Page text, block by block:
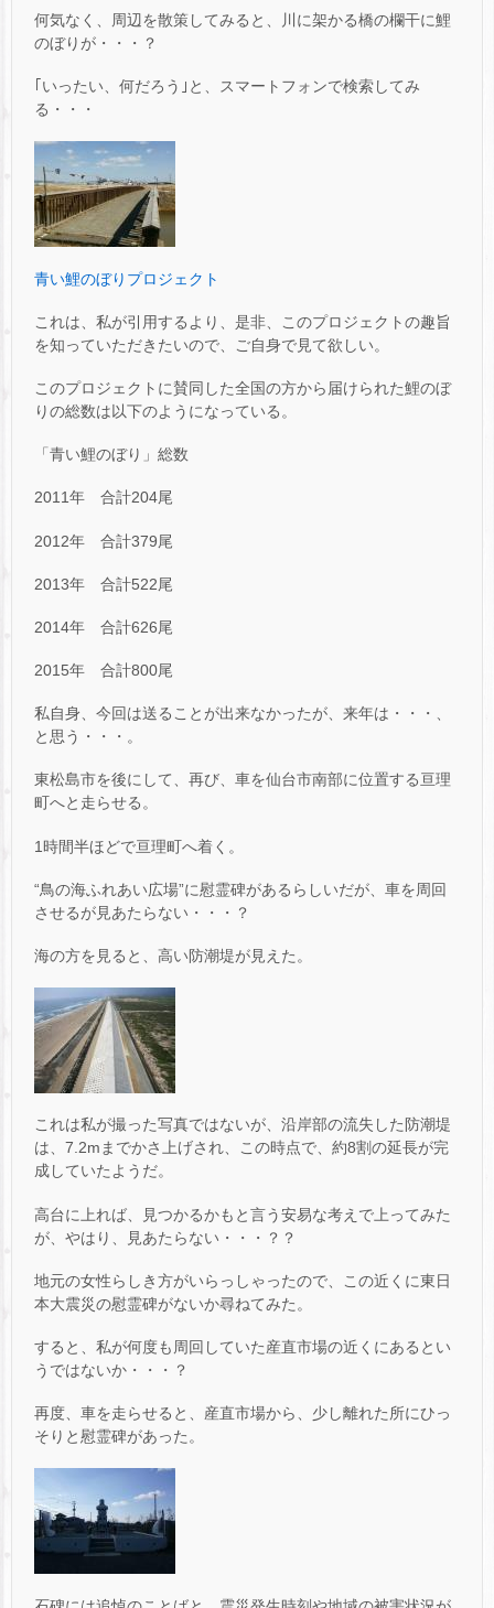
何気なく、周辺を散策してみると、川に架かる橋の欄干に鯉
のぼりが・・・？
｢いったい、何だろう｣と、スマートフォンで検索してみ
る・・・
青い鯉のぼりプロジェクト
これは、私が引用するより、是非、このプロジェクトの趣旨
を知っていただきたいので、ご自身で見て欲しい。
このプロジェクトに賛同した全国の方から届けられた鯉のぼ
りの総数は以下のようになっている。
「青い鯉のぼり」総数
2011年 合計204尾
2012年 合計379尾
2013年 合計522尾
2014年 合計626尾
2015年 合計800尾
私自身、今回は送ることが出来なかったが、来年は・・・、
と思う・・・。
東松島市を後にして、再び、車を仙台市南部に位置する亘理
町へと走らせる。
1時間半ほどで亘理町へ着く。
“鳥の海ふれあい広場”に慰霊碑があるらしいだが、車を周回
させるが見あたらない・・・？
海の方を見ると、高い防潮堤が見えた。
これは私が撮った写真ではないが、沿岸部の流失した防潮堤
は、7.2mまでかさ上げされ、この時点で、約8割の延長が完
成していたようだ。
高台に上れば、見つかるかもと言う安易な考えで上ってみた
が、やはり、見あたらない・・・？？
地元の女性らしき方がいらっしゃったので、この近くに東日
本大震災の慰霊碑がないか尋ねてみた。
すると、私が何度も周回していた産直市場の近くにあるとい
うではないか・・・？
再度、車を走らせると、産直市場から、少し離れた所にひっ
そりと慰霊碑があった。